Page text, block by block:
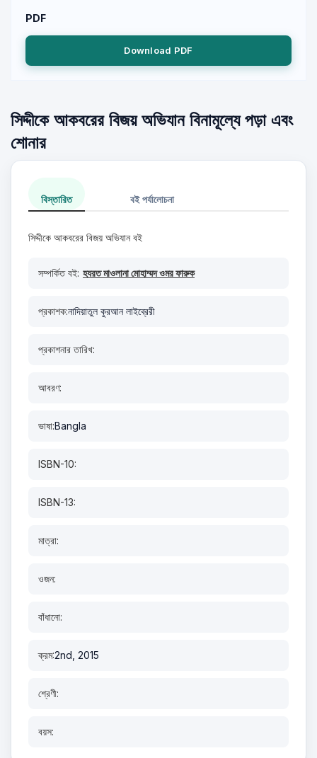
PDF
Download PDF
সিদ্দীকে আকবরের বিজয় অভিযান বিনামূল্যে পড়া এবং
শোনার
বিস্তারিত বই পর্যালোচনা
সিদ্দীকে আকবরের বিজয় অভিযান বই
সম্পর্কিত বই: হযরত মাওলানা মোহাম্মদ ওমর ফারুক
প্রকাশক:নাদিয়াতুল কুরআন লাইব্রেরী
প্রকাশনার তারিখ:
আবরণ:
ভাষা:Bangla
ISBN-10:
ISBN-13:
মাত্রা:
ওজন:
বাঁধানো:
ক্রম:2nd, 2015
শ্রেণী:
বয়স: